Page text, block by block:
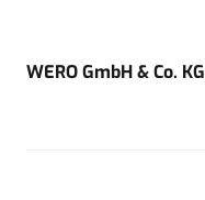
WERO GmbH & Co. KG